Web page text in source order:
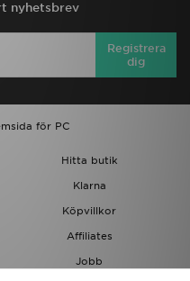
nyhetsbrev
Registrera
dig
för PC
Hitta butik
Klarna
Köpvillkor
Affiliates
Jobb